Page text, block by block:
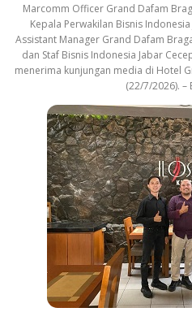
Marcomm Officer Grand Dafam
Kepala Perwakilan Bisnis
Assistant Manager Grand Dafam
dan Staf Bisnis Indonesia Jabar
menerima kunjungan media di Hotel
(22/7/2026). –